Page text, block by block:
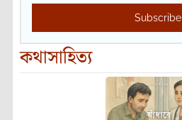
Subscribe
কথাসাহিত্য